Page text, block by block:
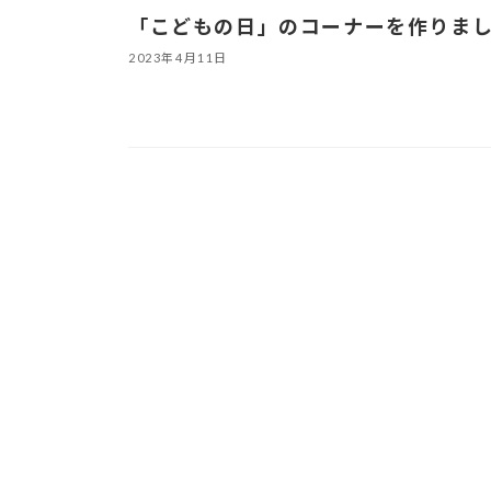
「こどもの日」のコーナーを作りまし
2023年4月11日